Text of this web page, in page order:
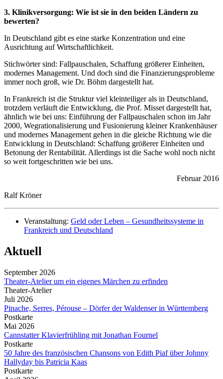
3. Klinikversorgung: Wie ist sie in den beiden Ländern zu
bewerten?
In Deutschland gibt es eine starke Konzentration und eine
Ausrichtung auf Wirtschaftlichkeit.
Stichwörter sind: Fallpauschalen, Schaffung größerer Einheiten,
modernes Management. Und doch sind die Finanzierungsprobleme
immer noch groß, wie Dr. Böhm dargestellt hat.
In Frankreich ist die Struktur viel kleinteiliger als in Deutschland,
trotzdem verläuft die Entwicklung, die Prof. Misset dargestellt hat,
ähnlich wie bei uns: Einführung der Fallpauschalen schon im Jahr
2000, Wegrationalisierung und Fusionierung kleiner Krankenhäuser
und modernes Management gehen in die gleiche Richtung wie die
Entwicklung in Deutschland: Schaffung größerer Einheiten und
Betonung der Rentabilität. Allerdings ist die Sache wohl noch nicht
so weit fortgeschritten wie bei uns.
Februar 2016
Ralf Kröner
Veranstaltung: Geld oder Leben – Gesundheitssysteme in
Frankreich und Deutschland
Aktuell
September 2026
Theater-Atelier um ein eigenes Märchen zu erfinden
Theater-Atelier
Juli 2026
Pinache, Serres, Pérouse – Dörfer der Waldenser in Württemberg
Postkarte
Mai 2026
Cannstatter Klavierfrühling mit Jonathan Fournel
Postkarte
50 Jahre des französischen Chansons von Edith Piaf über Johnny
Hallyday bis Patricia Kaas
Postkarte